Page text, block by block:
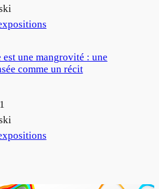
une mangrovité : une
comme un récit